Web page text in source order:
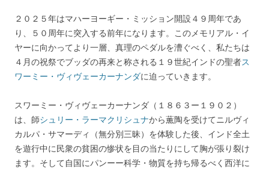
２０２５年はマハーヨーギー・ミッション開設４９周年であ
り、５０周年に突入する前年になります。このメモリアル・イ
ヤーに向かってより一層、真理のペダルを漕ぐべく、私たちは
４月の祝祭でブッダの再来と称される１９世紀インドの聖者ス
ワーミー・ヴィヴェーカーナンダに迫っていきます。
スワーミー・ヴィヴェーカーナンダ（１８６３ー１９０２）
は、師シュリー・ラーマクリシュナから薫陶を受けてニルヴィ
カルパ・サマーディ（無分別三昧）を体験した後、インド全土
を遊行中に民衆の貧困の惨状を目の当たりにして胸が張り裂け
ます。そして自国にパンーー科学・物質を持ち帰るべく西洋に